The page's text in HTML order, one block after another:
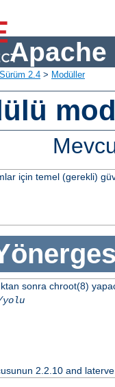
Apache
Sürüm 2.4 > Modüller
için temel (gerekli)
sonra chroot(8)
2.2.10 and